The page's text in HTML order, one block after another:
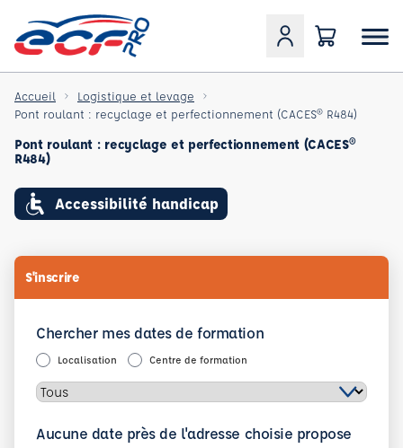
Accueil
Logistique et levage
Pont roulant : recyclage et perfectionnement (CACES® R484)
Pont roulant : recyclage et perfectionnement (CACES®
R484)
Accessibilité handicap
S'inscrire
Chercher mes dates de formation
Localisation Centre de formation
Aucune date près de l'adresse choisie propose